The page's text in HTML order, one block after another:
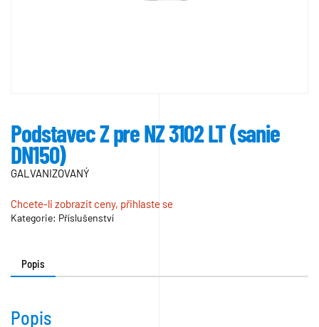
Podstavec Z pre NZ 3102 LT (sanie
DN150)
GALVANIZOVANÝ
Chcete-li zobrazit ceny, přihlaste se
Kategorie: Příslušenství
Popis
Popis